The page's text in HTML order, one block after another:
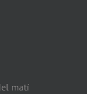
matí